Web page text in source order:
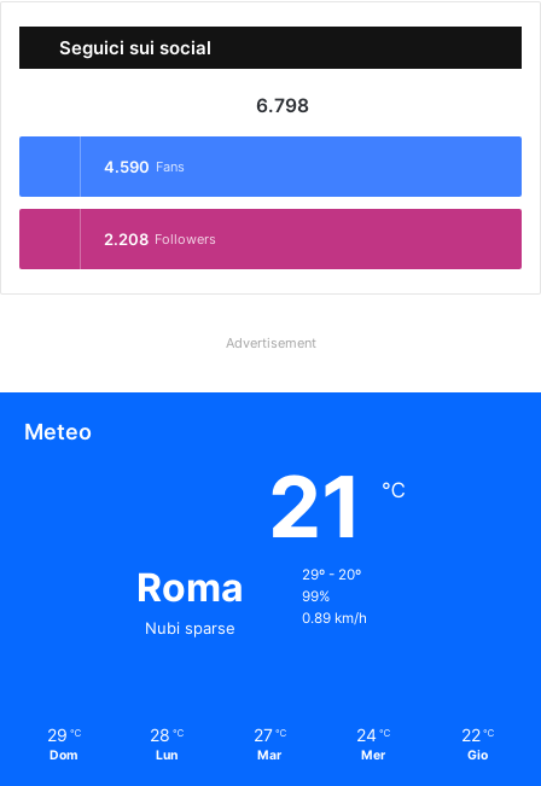
Seguici sui social
6.798
4.590 Fans
2.208 Followers
Advertisement
Meteo
Roma
Nubi sparse
21 ℃
29º - 20º
99%
0.89 km/h
29 ℃
Dom
28 ℃
Lun
27 ℃
Mar
24 ℃
Mer
22 ℃
Gio